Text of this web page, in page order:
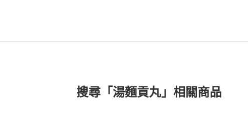
搜尋「湯麵貢丸」相關商品